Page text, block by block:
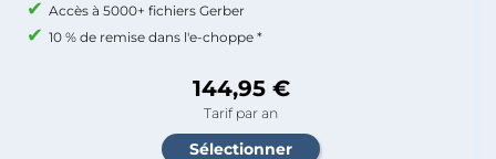
Accès à 5000+ fichiers Gerber
10 % de remise dans l'e-choppe *
144,95 €
Tarif par an